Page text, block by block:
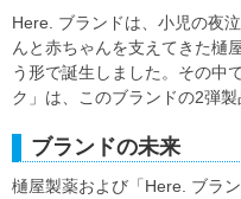
Here. ブランドは、小児の夜
んと赤ちゃんを支えてきた樋
う形で誕生しました。その中
ク」は、このブランドの2弾
ブランドの未来
樋屋製薬および「Here. ブラ